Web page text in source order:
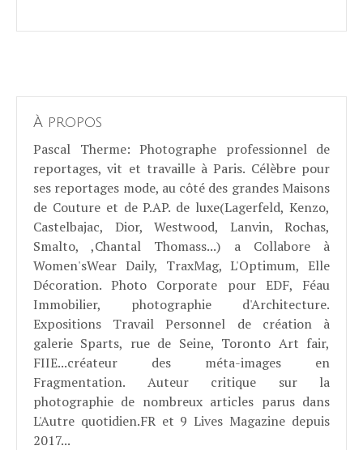
À propos
Pascal Therme: Photographe professionnel de
reportages, vit et travaille à Paris. Célèbre pour
ses reportages mode, au côté des grandes Maisons
de Couture et de P.AP. de luxe(Lagerfeld, Kenzo,
Castelbajac, Dior, Westwood, Lanvin, Rochas,
Smalto, ,Chantal Thomass...) a Collabore à
Women'sWear Daily, TraxMag, L'Optimum, Elle
Décoration. Photo Corporate pour EDF, Féau
Immobilier, photographie d'Architecture.
Expositions Travail Personnel de création à
galerie Sparts, rue de Seine, Toronto Art fair,
FIIE...créateur des méta-images en
Fragmentation. Auteur critique sur la
photographie de nombreux articles parus dans
L'Autre quotidien.FR et 9 Lives Magazine depuis
2017...